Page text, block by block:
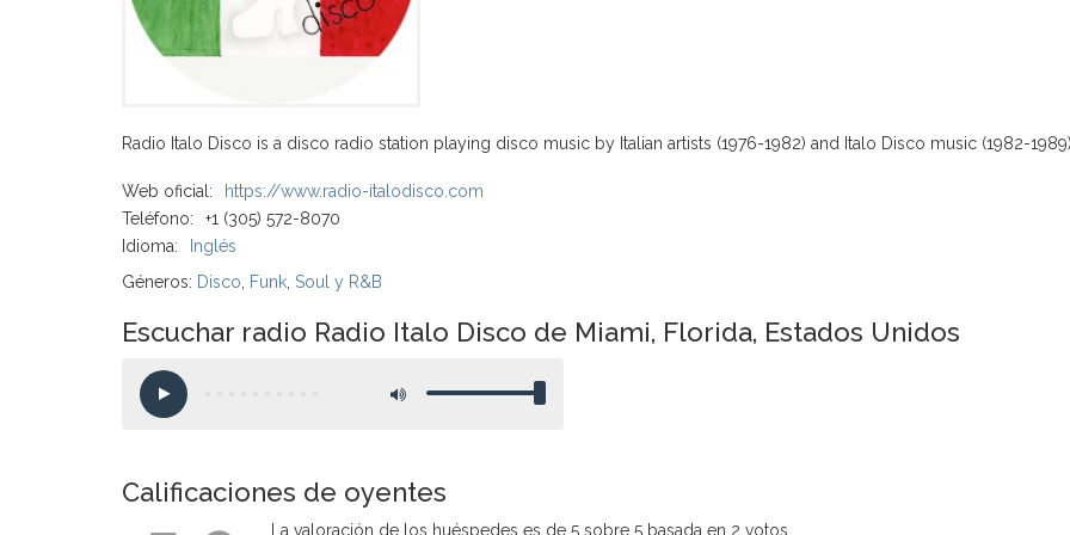
Radio Italo Disco is a disco radio station playing disco music by Italian artists (1976-1982) and Italo Disco music (1982-1989).
Web oficial:
https://www.radio-italodisco.com
Teléfono:
+1 (305) 572-8070
Idioma:
Inglés
Géneros: Disco Funk Soul y R&B
Escuchar radio Radio Italo Disco de Miami, Florida, Estados Unidos
Calificaciones de oyentes
La valoración de los huéspedes es de 5 sobre 5 basada en 2 votos.